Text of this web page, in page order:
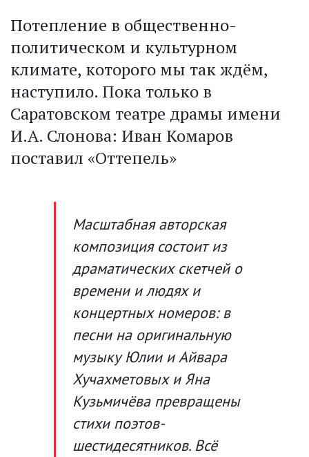
Потепление в общественно-
политическом и культурном
климате, которого мы так ждём,
наступило. Пока только в
Саратовском театре драмы имени
И.А. Слонова: Иван Комаров
поставил «Оттепель»
Масштабная авторская
композиция состоит из
драматических скетчей о
времени и людях и
концертных номеров: в
песни на оригинальную
музыку Юлии и Айвара
Хучахметовых и Яна
Кузьмичёва превращены
стихи поэтов-
шестидесятников. Всё